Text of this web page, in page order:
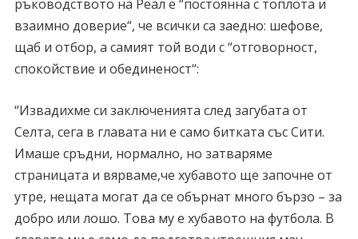
ръководството на Реал е “постоянна с топлота и
взаимно доверие“, че всички са заедно: шефове,
щаб и отбор, а самият той води с “отговорност,
спокойствие и обединеност“:
“Извадихме си заключенията след загубата от
Селта, сега в главата ни е само битката със Сити.
Имаше сръдни, нормално, но затваряме
страницата и вярваме,че хубавото ще започне от
утре, нещата могат да се обърнат много бързо – за
добро или лошо. Това му е хубавото на футбола. В